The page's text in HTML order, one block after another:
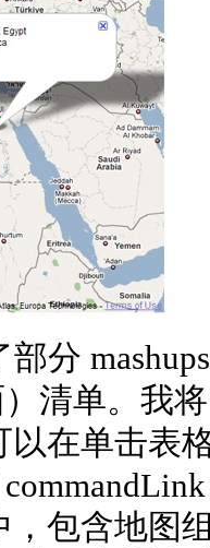
分
清单。我
以在单击表
，包含地图